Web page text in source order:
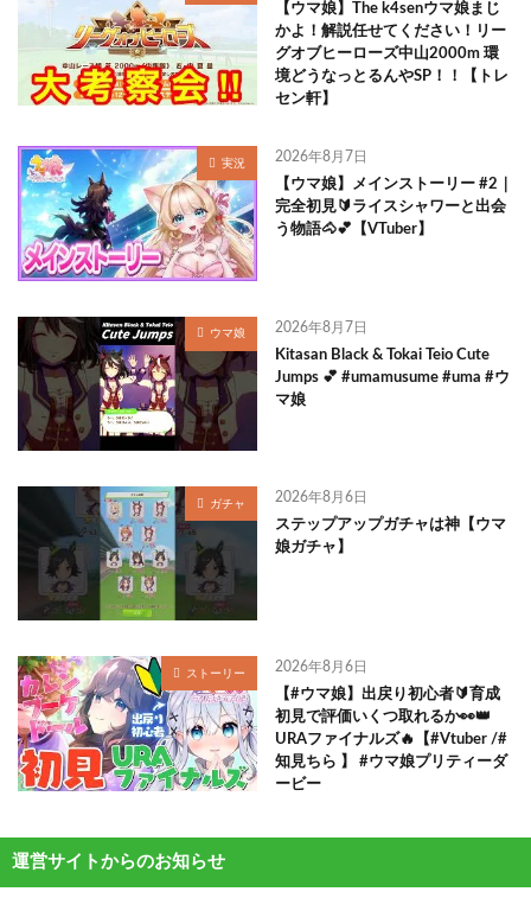
【ウマ娘】The k4senウマ娘まじ
かよ！解説任せてください！リー
グオブヒーローズ中山2000m 環
境どうなっとるんやSP！！【トレ
セン軒】
実況 2026年8月7日
【ウマ娘】メインストーリー #2｜
完全初見🔰ライスシャワーと出会
う物語🐴💕【VTuber】
ウマ娘 2026年8月7日
Kitasan Black & Tokai Teio Cute
Jumps 💕 #umamusume #uma #ウ
マ娘
ガチャ 2026年8月6日
ステップアップガチャは神【ウマ
娘ガチャ】
ストーリー 2026年8月6日
【#ウマ娘】出戻り初心者🔰育成
初見で評価いくつ取れるか👀👑
URAファイナルズ🔥【#Vtuber /#
知見ちら 】 #ウマ娘プリティーダ
ービー
運営サイトからのお知らせ